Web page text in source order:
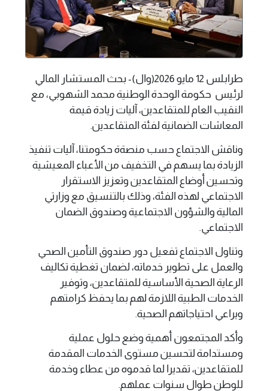
طرابلس 12 مايو 2026(وال)- بحث المستشار المالي
لرئيس حكومة الوحدة الوطنية محمد الشهوبي، مع
النقيب العام للمتقاعدين، آليات زيادة قيمة
المعاشات الضمانية لفئة المتقاعدين.
وناقش الاجتماع حسب منصةة حكومتنا، آليات تنفيذ
الزيادة بما يسهم في التخفيف من الأعباء المعيشية
وتحسين أوضاع المتقاعدين وتعزيز الاستقرار
الاجتماعي لهذه الفئة، وذلك بالتنسيق مع وزارتي
المالية والشؤون الاجتماعية وصندوق الضمان
الاجتماعي.
وتناول الاجتماع تفعيل دور صندوق التأمين الصحي
والعمل على تطوير خدماته، لضمان تغطية تكاليف
الرعاية الصحية الأساسية للمتقاعدين، وتوفير
الخدمات الطبية اللازمة لهم بما يحفظ كرامتهم
ويراعي احتياجاتهم الصحية.
وأكد المجتمعون أهمية وضع حلول عملية
ومستدامة لتحسين مستوى الخدمات المقدمة
للمتقاعدين، تقديرا لما قدموه من عطاء وخدمة
للوطن طوال سنوات عملهم.